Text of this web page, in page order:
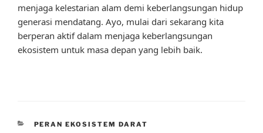
menjaga kelestarian alam demi keberlangsungan hidup
generasi mendatang. Ayo, mulai dari sekarang kita
berperan aktif dalam menjaga keberlangsungan
ekosistem untuk masa depan yang lebih baik.
CATEGORIES
PERAN EKOSISTEM DARAT